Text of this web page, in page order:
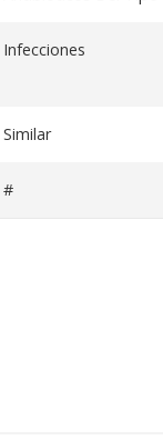
Infecciones
Similar
#